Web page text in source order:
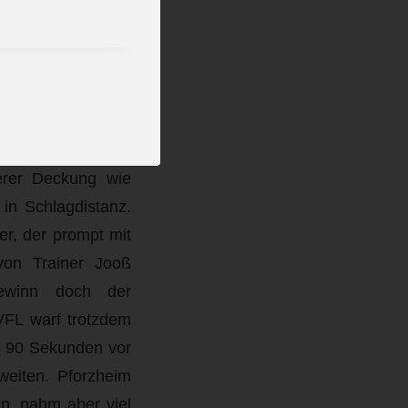
Die Gastgeber
26:20 nach 50
Deckung wie
Schlagdistanz.
der prompt mit
Trainer Jooß
doch der
warf trotzdem
Sekunden vor
Pforzheim
nahm aber viel